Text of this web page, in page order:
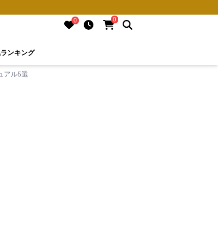
0 0
ンキング
アル5選